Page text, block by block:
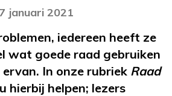
januari 2021
iedereen heeft ze
wat goede raad gebruiken
In onze rubriek Raad
hierbij helpen; lezers